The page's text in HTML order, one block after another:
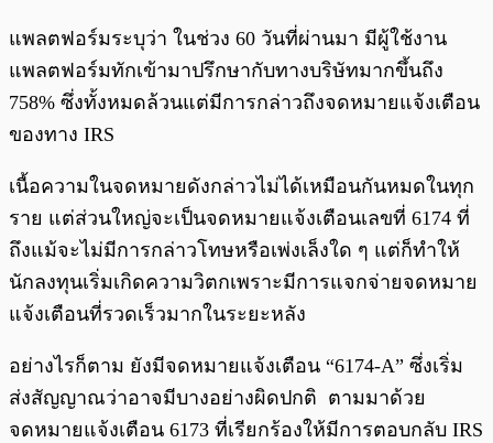
แพลตฟอร์มระบุว่า ในช่วง 60 วันที่ผ่านมา มีผู้ใช้งาน
แพลตฟอร์มทักเข้ามาปรึกษากับทางบริษัทมากขึ้นถึง
758% ซึ่งทั้งหมดล้วนแต่มีการกล่าวถึงจดหมายแจ้งเตือน
ของทาง IRS
เนื้อความในจดหมายดังกล่าวไม่ได้เหมือนกันหมดในทุก
ราย แต่ส่วนใหญ่จะเป็นจดหมายแจ้งเตือนเลขที่ 6174 ที่
ถึงแม้จะไม่มีการกล่าวโทษหรือเพ่งเล็งใด ๆ แต่ก็ทำให้
นักลงทุนเริ่มเกิดความวิตกเพราะมีการแจกจ่ายจดหมาย
แจ้งเตือนที่รวดเร็วมากในระยะหลัง
อย่างไรก็ตาม ยังมีจดหมายแจ้งเตือน “6174-A” ซึ่งเริ่ม
ส่งสัญญาณว่าอาจมีบางอย่างผิดปกติ ตามมาด้วย
จดหมายแจ้งเตือน 6173 ที่เรียกร้องให้มีการตอบกลับ IRS